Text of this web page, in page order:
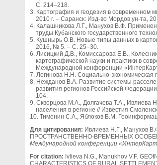
С. 214–218.
Картография и геодезия в современном
2010 г. – Саранск: Изд-во Мордов.ун-та,
Калашникова Л.Г., Манухов В.Ф.
труды Кубанского государственного
Кушнырь О.В. Новые типы данных в
2016, № 5. – С. 25–30.
Лисицкий Д.В., Комиссарова Е.В.,
картографической науки и практики в
Международной конференции
Логинова Н.Н. Социально-экономическая
Нежданов В.А. Развитие системы
развития регионов Российской
104.
Скворцова М.А., Долгачева Т.А., Ивлиева
населения в регионе // Известия
Тимонин С.А., Яблоков В.М.
Для цитирования: Ивлиева Н.Г.,
ПРОСТРАНСТВЕННО-ВРЕМЕННЫХ
Международной конференции
For citation: Ivlieva N.G., Manukhov V.F.